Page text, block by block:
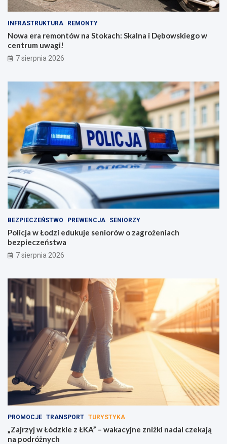
INFRASTRUKTURA REMONTY
Nowa era remontów na Stokach: Skalna i Dębowskiego w
centrum uwagi!
7 sierpnia 2026
BEZPIECZEŃSTWO PREWENCJA SENIORZY
Policja w Łodzi edukuje seniorów o zagrożeniach
bezpieczeństwa
7 sierpnia 2026
PROMOCJE TRANSPORT TURYSTYKA
„Zajrzyj w Łódzkie z ŁKA” – wakacyjne zniżki nadal czekają
na podróżnych